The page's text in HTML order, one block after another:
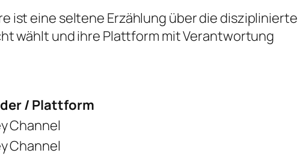
ist eine seltene Erzählung über die disziplinierte
wählt und ihre Plattform mit Verantwortung
/ Plattform
Channel
Channel